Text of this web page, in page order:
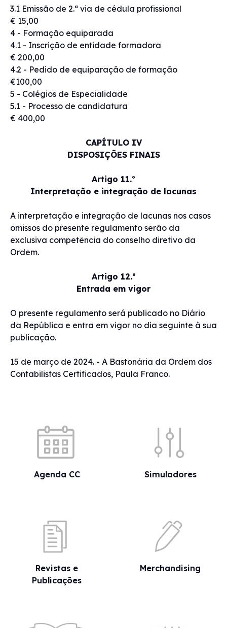
3.1 Emissão de 2.ª via de cédula profissional
€ 15,00
4 - Formação equiparada
4.1 - Inscrição de entidade formadora
€ 200,00
4.2 - Pedido de equiparação de formação
€100,00
5 - Colégios de Especialidade
5.1 - Processo de candidatura
€ 400,00
CAPÍTULO IV
DISPOSIÇÕES FINAIS
Artigo 11.º
Interpretação e integração de lacunas
A interpretação e integração de lacunas nos casos
omissos do presente regulamento serão da
exclusiva competência do conselho diretivo da
Ordem.
Artigo 12.º
Entrada em vigor
O presente regulamento será publicado no Diário
da República e entra em vigor no dia seguinte à sua
publicação.
15 de março de 2024. - A Bastonária da Ordem dos
Contabilistas Certificados, Paula Franco.
Agenda CC Simuladores
Revistas e
Publicações
Merchandising